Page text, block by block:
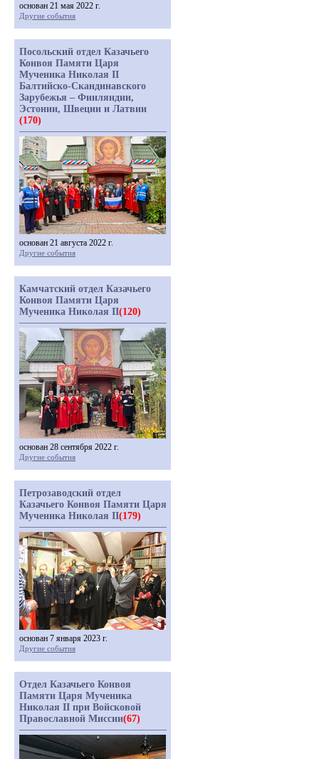
основан 21 мая 2022 г.
Другие события
Посольский отдел Казачьего
Конвоя Памяти Царя
Мученика Николая II
Балтийско-Скандинавского
Зарубежья – Финляндии,
Эстонии, Швеции и Латвии
(170)
основан 21 августа 2022 г.
Другие события
Камчатский отдел Казачьего
Конвоя Памяти Царя
Мученика Николая II(120)
основан 28 сентября 2022 г.
Другие события
Петрозаводский отдел
Казачьего Конвоя Памяти Царя
Мученика Николая II(179)
основан 7 января 2023 г.
Другие события
Отдел Казачьего Конвоя
Памяти Царя Мученика
Николая II при Войсковой
Православной Миссии(67)